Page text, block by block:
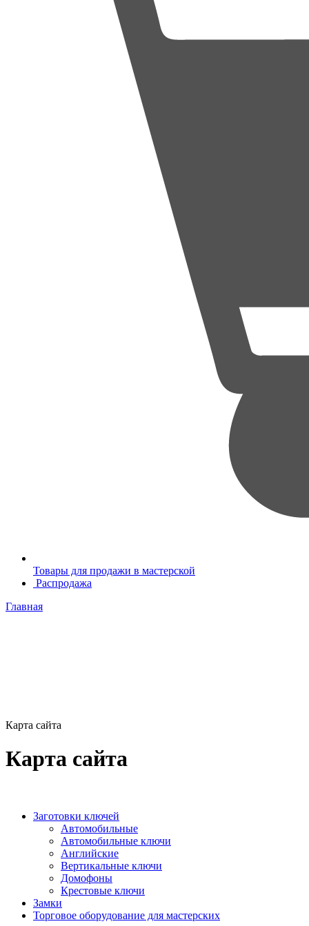
Товары для продажи в мастерской
Распродажа
Главная
Карта сайта
Карта сайта
Заготовки ключей
Автомобильные
Автомобильные ключи
Английские
Вертикальные ключи
Домофоны
Крестовые ключи
Замки
Торговое оборудование для мастерских